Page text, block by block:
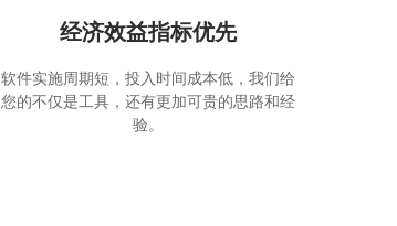
经济效益指标优先
软件实施周期短，投入时间成本低，我们给
您的不仅是工具，还有更加可贵的思路和经
验。